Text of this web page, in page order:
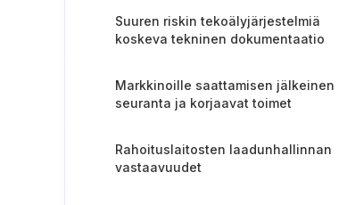
Suuren riskin tekoälyjärjestelmiä
koskeva tekninen dokumentaatio
Markkinoille saattamisen jälkeinen
seuranta ja korjaavat toimet
Rahoituslaitosten laadunhallinnan
vastaavuudet